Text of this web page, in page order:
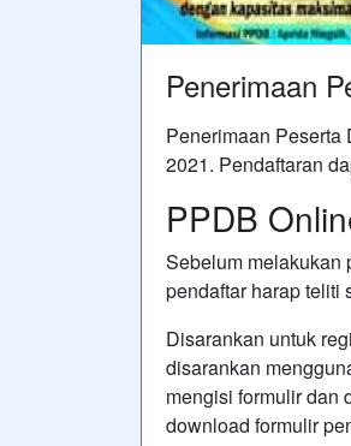
Penerimaan
Penerimaan Peserta
2021. Pendaftaran
PPDB
Sebelum melakukan
pendaftar harap teliti
Disarankan untuk
disarankan
mengisi formulir dan
download formulir